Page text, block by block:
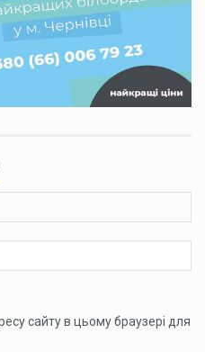
сайту в цьому браузері для